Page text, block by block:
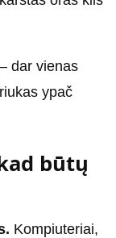
dar vienas
ypač
būtų
Kompiuteriai,